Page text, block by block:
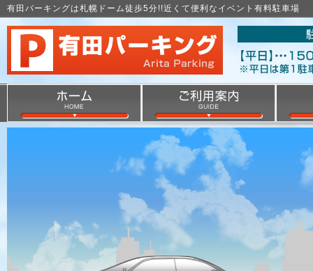
有田パーキングは札幌ドーム徒歩5分!!近くて便利なイベント有料駐車場